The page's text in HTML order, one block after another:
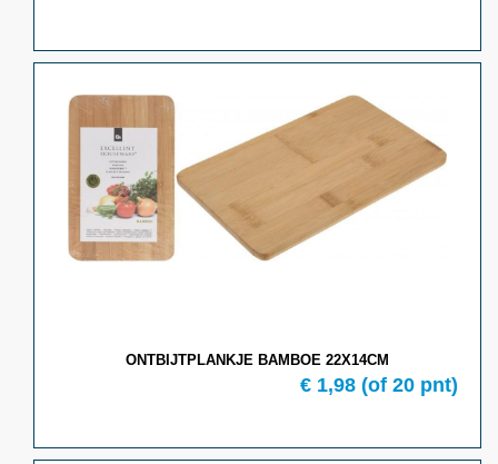
ONTBIJTPLANKJE BAMBOE 22X14CM
€ 1,98 (of 20 pnt)